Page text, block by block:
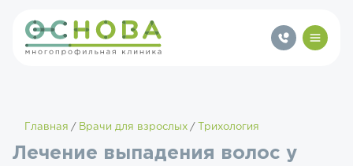
Главная Врачи для взрослых Трихология
Лечение выпадения волос у